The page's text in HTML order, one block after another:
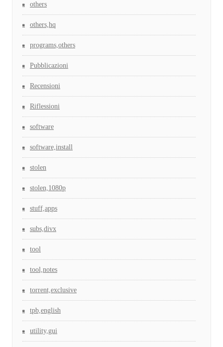
others
others,hq
programs,others
Pubblicazioni
Recensioni
Riflessioni
software
software,install
stolen
stolen,1080p
stuff,apps
subs,divx
tool
tool,notes
torrent,exclusive
tpb,english
utility,gui